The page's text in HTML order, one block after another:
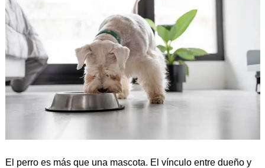
El perro es más que una mascota. El vínculo entre dueño y